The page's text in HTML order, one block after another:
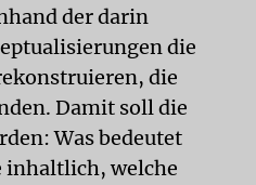
der darin
die
die
Damit soll die
Was bedeutet
inhaltlich, welche